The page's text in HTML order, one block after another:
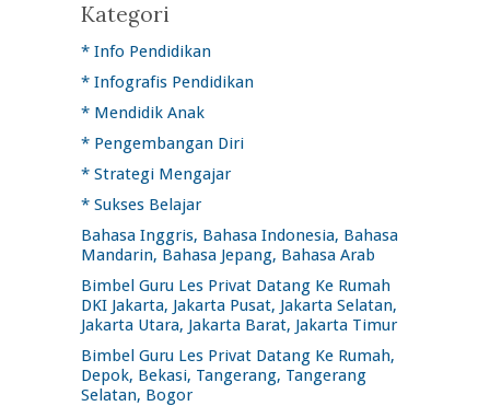
Kategori
* Info Pendidikan
* Infografis Pendidikan
* Mendidik Anak
* Pengembangan Diri
* Strategi Mengajar
* Sukses Belajar
Bahasa Inggris, Bahasa Indonesia, Bahasa
Mandarin, Bahasa Jepang, Bahasa Arab
Bimbel Guru Les Privat Datang Ke Rumah
DKI Jakarta, Jakarta Pusat, Jakarta Selatan,
Jakarta Utara, Jakarta Barat, Jakarta Timur
Bimbel Guru Les Privat Datang Ke Rumah,
Depok, Bekasi, Tangerang, Tangerang
Selatan, Bogor